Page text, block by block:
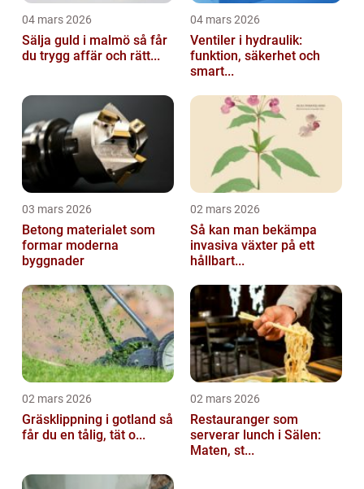
04 mars 2026
Sälja guld i malmö så får
du trygg affär och rätt...
04 mars 2026
Ventiler i hydraulik:
funktion, säkerhet och
smart...
03 mars 2026
Betong materialet som
formar moderna
byggnader
02 mars 2026
Så kan man bekämpa
invasiva växter på ett
hållbart...
02 mars 2026
Gräsklippning i gotland så
får du en tålig, tät o...
02 mars 2026
Restauranger som
serverar lunch i Sälen:
Maten, st...